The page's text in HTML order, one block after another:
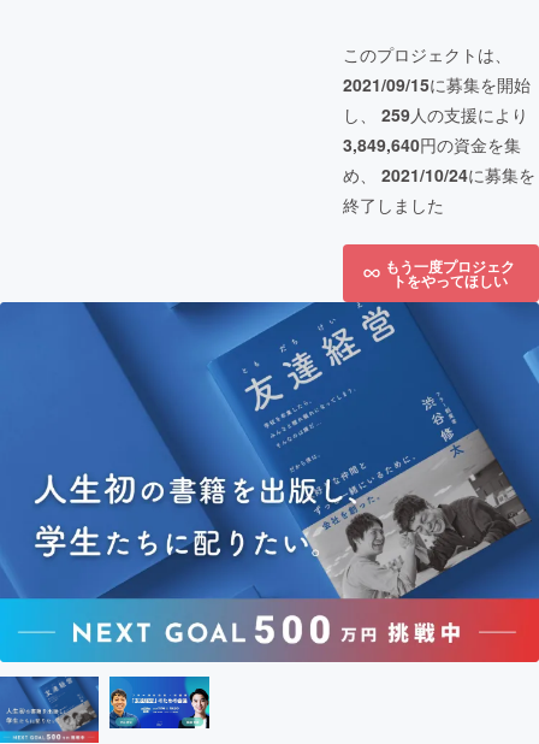
このプロジェクトは、
2021/09/15に募集を開始
し、 259人の支援により
3,849,640円の資金を集
め、 2021/10/24に募集を
終了しました
もう一度プロジェク
トをやってほしい